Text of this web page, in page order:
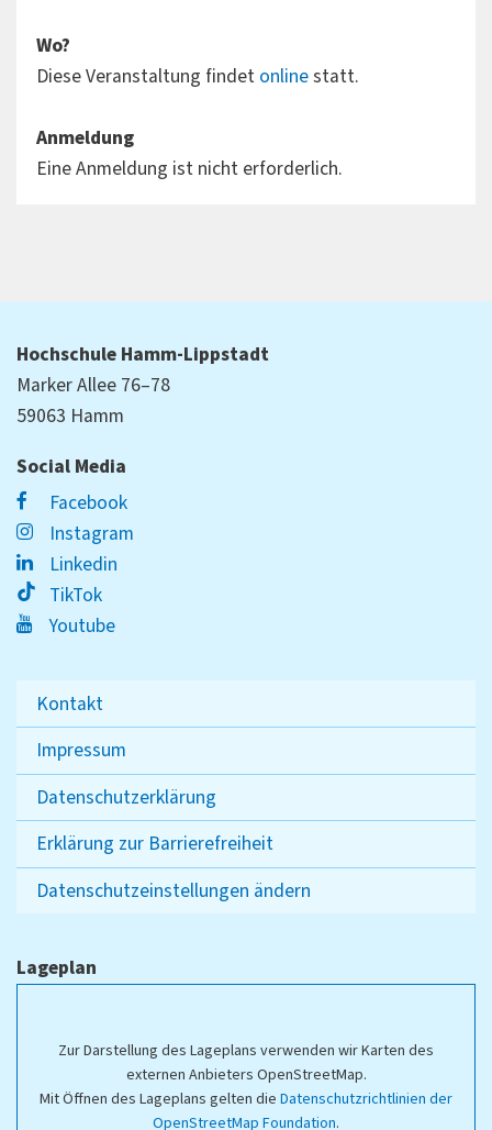
Wo?
Diese Veranstaltung findet onlinestatt.
Anmeldung
Eine Anmeldung ist nicht erforderlich.
Hochschule Hamm-Lippstadt
Marker Allee 76–78
59063 Hamm
Social Media
Facebook
Instagram
Linkedin
TikTok
Youtube
Kontakt
Impressum
Datenschutzerklärung
Erklärung zur Barrierefreiheit
Datenschutzeinstellungen ändern
Lageplan
Zur Darstellung des Lageplans verwenden wir Karten des
externen Anbieters OpenStreetMap.
Mit Öffnen des Lageplans gelten die Datenschutzrichtlinien der
OpenStreetMap Foundation.